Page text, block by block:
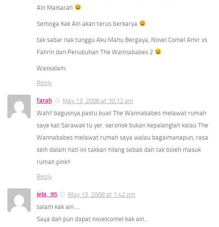
Ain Maisarah
Semoga Kak Ain akan terus berkarya
tak sabar nak tunggu Aku Mahu Bergaya, Novel Comel Amir vs
Fahrin dan Penubuhan The Wannababes 2
Wassalam.
Reply
farah
May 13, 2008 at 10:12 am
Wah!! bagusnya.pastu buat The Wannababes melawat rumah
saye kat Sarawak tu yer. seronok bukan kepalanglah kalau The
Wannababes melawat rumah saya.walau bagaimanapun, rasa
seih dalam hati ini takkan hilang sebab dah tak boleh masuk
rumah pink!!
Reply
iela_95
May 13, 2008 at 1:42 pm
salam kak ain….
Saya dah pun dapat novelcomel kak ain…